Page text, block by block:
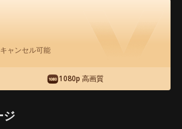
- ラブ・アゲイン ～失わ
て～ 映画フル
79 80 81
ャンセル可能
1080p 高画質
ジ